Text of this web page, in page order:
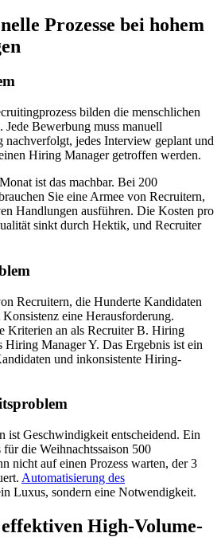
Prozesse bei hohem
bilden die menschlichen
Jede Bewerbung muss manuell
nachverfolgt, jedes Interview geplant und
Hiring Manager getroffen werden.
ist das machbar. Bei 200
Sie eine Armee von Recruitern,
Handlungen ausführen. Die Kosten pro
sinkt durch Hektik, und Recruiter
Recruitern, die Hunderte Kandidaten
eine Herausforderung.
Kriterien an als Recruiter B. Hiring
Hiring Manager Y. Das Ergebnis ist ein
und inkonsistente Hiring-
ist Geschwindigkeit entscheidend. Ein
die Weihnachtssaison 500
nicht auf einen Prozess warten, der 3
Automatisierung des
Luxus, sondern eine Notwendigkeit.
High-Volume-